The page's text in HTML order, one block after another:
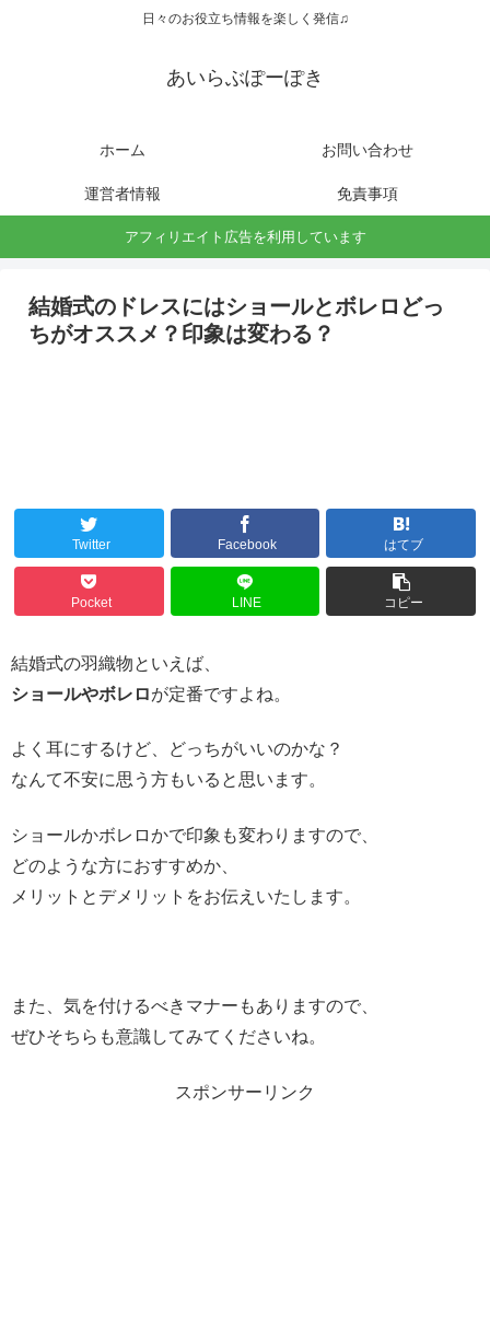
日々のお役立ち情報を楽しく発信♫
あいらぶぽーぽき
ホーム お問い合わせ
運営者情報 免責事項
アフィリエイト広告を利用しています
結婚式のドレスにはショールとボレロどっ
ちがオススメ？印象は変わる？
Twitter Facebook はてブ
Pocket LINE コピー
結婚式の羽織物といえば、
ショールやボレロが定番ですよね。
よく耳にするけど、どっちがいいのかな？
なんて不安に思う方もいると思います。
ショールかボレロかで印象も変わりますので、
どのような方におすすめか、
メリットとデメリットをお伝えいたします。
また、気を付けるべきマナーもありますので、
ぜひそちらも意識してみてくださいね。
スポンサーリンク